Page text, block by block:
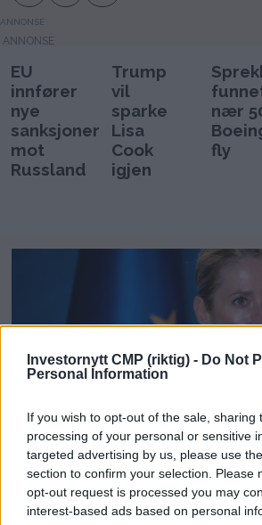
Investornytt CMP (riktig) - Do Not
Personal Information
If you wish to opt-out of the sale, sharing
processing of your personal or sensitive
targeted advertising by us, please use
section to confirm your selection. Please
opt-out request is processed you may
interest-based ads based on personal
ANNONSE
EU
innfører
nye
sanksjoner
mot
Russland
Trump
vil
sparke
Lisa
Cook
igjen
nær
fly
EU innfører nye
sanksjoner mot